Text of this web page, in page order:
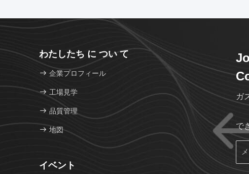
わたしたち に つい て
企業プロフィール
工場見学
品質管理
地図
イベント
ガ
で